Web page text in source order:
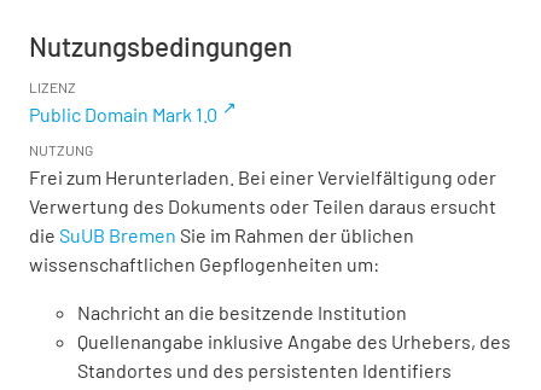
Nutzungsbedingungen
LIZENZ
Public Domain Mark 1.0
NUTZUNG
Frei zum Herunterladen. Bei einer Vervielfältigung oder
Verwertung des Dokuments oder Teilen daraus ersucht
die SuUB Bremen Sie im Rahmen der üblichen
wissenschaftlichen Gepflogenheiten um:
Nachricht an die besitzende Institution
Quellenangabe inklusive Angabe des Urhebers, des
Standortes und des persistenten Identifiers